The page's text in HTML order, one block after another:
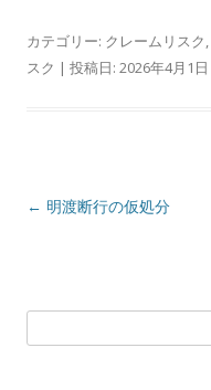
カテゴリー: クレームリスク,
スク | 投稿日: 2026年4月1日
投
← 明渡断行の仮処分
索: